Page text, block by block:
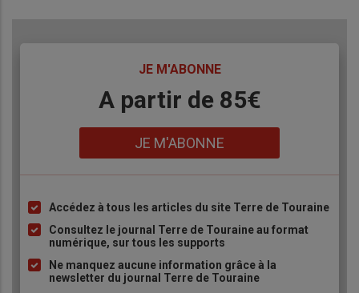
JE M'ABONNE
A partir de 85€
JE M'ABONNE
Liste
à
puce
Accédez à tous les articles du site Terre de Touraine
Consultez le journal Terre de Touraine au format
numérique, sur tous les supports
Ne manquez aucune information grâce à la
newsletter du journal Terre de Touraine